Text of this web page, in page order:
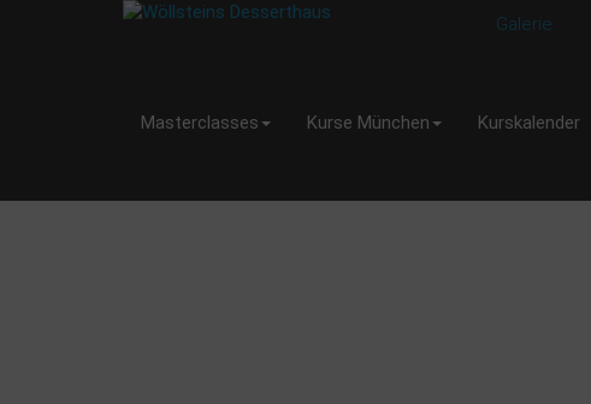
Galerie
Masterclasses Kurse München Kurskalender